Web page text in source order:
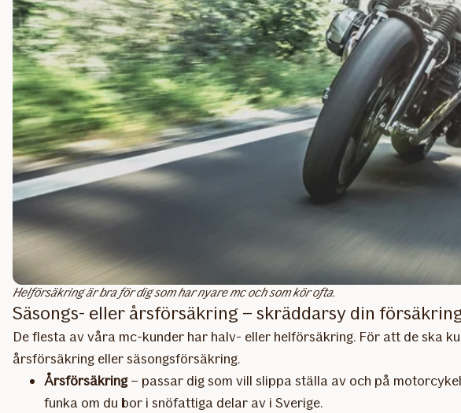
Helförsäkring är bra för dig som har nyare mc och som kör ofta.
Säsongs- eller årsförsäkring – skräddarsy din
De flesta av våra mc-kunder har halv- eller helförsäkring. För att de ska
årsförsäkring eller säsongsförsäkring.
Årsförsäkring– passar dig som vill slippa ställa av och på
funka om du bor i snöfattiga delar av i Sverige.